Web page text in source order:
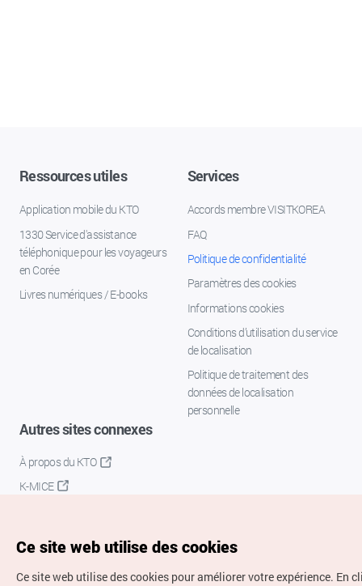
Ressources utiles
Application mobile du KTO
1330 Service d'assistance
téléphonique pour les voyageurs
en Corée
Livres numériques / E-books
Services
Accords membre VISITKOREA
FAQ
Politique de confidentialité
Paramètres des cookies
Informations cookies
Conditions d’utilisation du service
de localisation
Politique de traitement des
données de localisation
personnelle
Autres sites connexes
À propos du KTO
K-MICE
Ce site web utilise des cookies
Ce site web utilise des cookies pour améliorer votre expérience. En